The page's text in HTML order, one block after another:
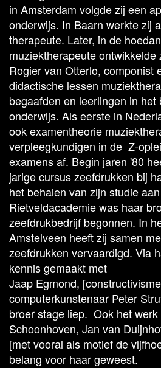
in Amsterdam volgde zij een
onderwijs. In Baarn werkte zij
therapeute. Later, in de
muziektherapeute
Rogier van Otterlo, componist
didactische lessen
begaafden en leerlingen in het
onderwijs. Als eerste in
ook examentheorie
verpleegkundigen in de Z-
examens af. Begin jaren '80
jarige cursus zeefdrukken bij
het behalen van zijn studie
Rietveldacademie was haar
zeefdrukbedrijf begonnen. In
Amstelveen heeft zij samen
zeefdrukken vervaardigd. Via
kennis gemaakt met
Jaap Egmond,
computerkunstenaar Peter
broer stage liep. Ook het
Schoonhoven, Jan van
[met vooral als motief de
belang voor haar geweest.